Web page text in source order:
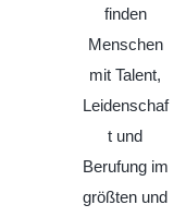
finden
Menschen
mit Talent,
Leidenschaf
t und
Berufung im
größten und